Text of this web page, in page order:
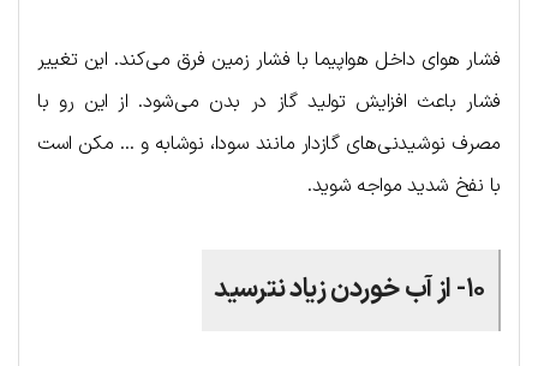
فشار هوای داخل هواپیما با فشار زمین فرق می‌کند. این تغییر
فشار باعث افزایش تولید گاز در بدن می‌شود. از این رو با
مصرف نوشیدنی‌های گازدار مانند سودا، نوشابه و … مکن است
با نفخ شدید مواجه شوید.
۱۰- از آب خوردن زیاد نترسید